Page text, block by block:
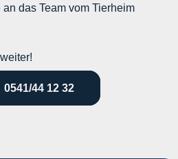
das Team vom Tierheim
0541/44 12 32